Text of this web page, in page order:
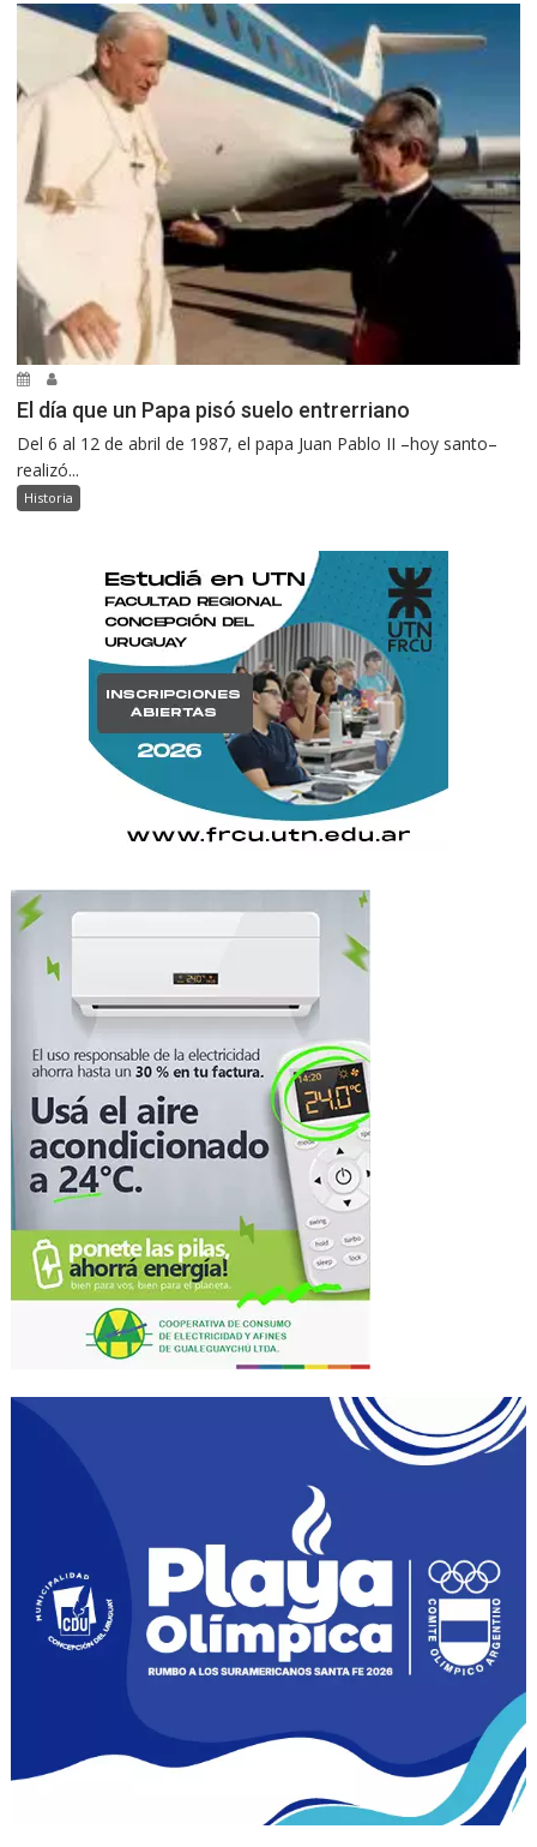
El día que un Papa pisó suelo entrerriano
Del 6 al 12 de abril de 1987, el papa Juan Pablo II –hoy santo–
realizó...
Historia